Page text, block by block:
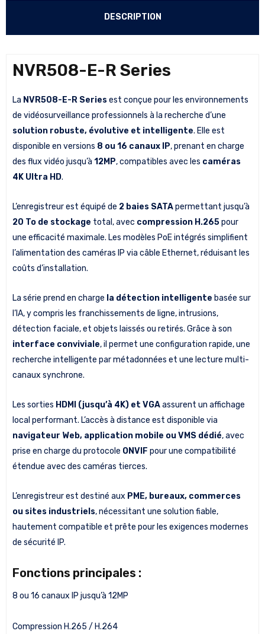
DESCRIPTION
NVR508-E-R Series
La NVR508-E-R Series est conçue pour les environnements
de vidéosurveillance professionnels à la recherche d’une
solution robuste, évolutive et intelligente. Elle est
disponible en versions 8 ou 16 canaux IP, prenant en charge
des flux vidéo jusqu’à 12MP, compatibles avec les caméras
4K Ultra HD.
L’enregistreur est équipé de 2 baies SATApermettant jusqu’à
20 To de stockage total, avec compression H.265pour
une efficacité maximale. Les modèles PoE intégrés simplifient
l’alimentation des caméras IP via câble Ethernet, réduisant les
coûts d’installation.
La série prend en charge la détection intelligente basée sur
l’IA, y compris les franchissements de ligne, intrusions,
détection faciale, et objets laissés ou retirés. Grâce à son
interface conviviale, il permet une configuration rapide, une
recherche intelligente par métadonnées et une lecture multi-
canaux synchrone.
Les sorties HDMI (jusqu’à 4K) et VGAassurent un affichage
local performant. L’accès à distance est disponible via
navigateur Web, application mobile ou VMS dédié, avec
prise en charge du protocole ONVIF pour une compatibilité
étendue avec des caméras tierces.
L’enregistreur est destiné aux PME, bureaux, commerces
ou sites industriels, nécessitant une solution fiable,
hautement compatible et prête pour les exigences modernes
de sécurité IP.
Fonctions principales :
8 ou 16 canaux IP jusqu’à 12MP
Compression H.265 / H.264